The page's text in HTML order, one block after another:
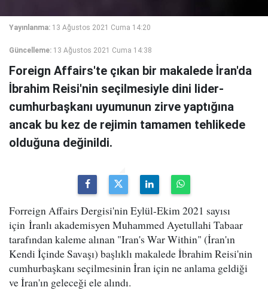
Yayınlanma: 13 Ağustos 2021 Cuma 14:20
Güncelleme: 13 Ağustos 2021 Cuma 14:38
Foreign Affairs'te çıkan bir makalede İran'da
İbrahim Reisi'nin seçilmesiyle dini lider-
cumhurbaşkanı uyumunun zirve yaptığına
ancak bu kez de rejimin tamamen tehlikede
olduğuna değinildi.
Forreign Affairs Dergisi'nin Eylül-Ekim 2021 sayısı
için İranlı akademisyen Muhammed Ayetullahi Tabaar
tarafından kaleme alınan "Iran's War Within" (İran'ın
Kendi İçinde Savaşı) başlıklı makalede İbrahim Reisi'nin
cumhurbaşkanı seçilmesinin İran için ne anlama geldiği
ve İran'ın geleceği ele alındı.